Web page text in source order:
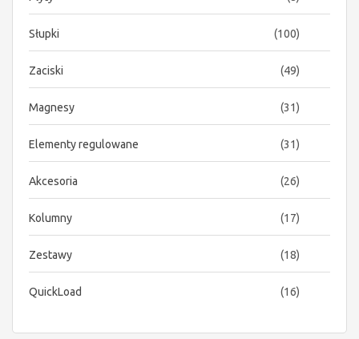
Słupki 100items
Zaciski 49items
Magnesy 31items
Elementy regulowane 31items
Akcesoria 26items
Kolumny 17items
Zestawy 18items
QuickLoad 16items